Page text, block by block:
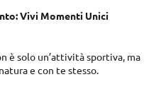
Vivi Momenti Unici
è solo un’attività sportiva, ma
e con te stesso.